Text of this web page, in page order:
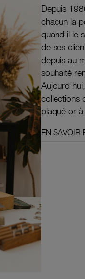
Depuis
chacun la
quand il le
de ses
depuis au
souhaité
collections
plaqué or
EN SAVOIR